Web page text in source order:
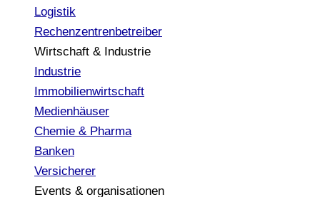
Logistik
Rechenzentrenbetreiber
Wirtschaft & Industrie
Industrie
Immobilienwirtschaft
Medienhäuser
Chemie & Pharma
Banken
Versicherer
Events & organisationen